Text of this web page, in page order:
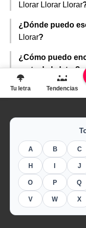
Llorar Llorar Llorar
¿Dónde puedo
Llorar?
¿Cómo puedo
parte de la letra?
A B C
H J
O P Q
V W X
Tu letra Tendencias